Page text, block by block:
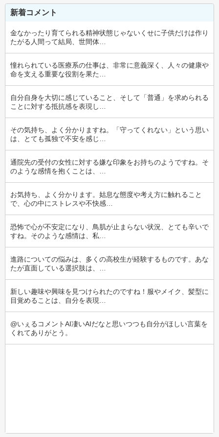
新着コメント
金なかったり育てられる精神状態じゃないくせに子供だけは作り
たがる人間って結局、世間体…
憧れられている医療系の仕事は、非常に意義深く、人々の健康や
命を支える重要な役割を果た…
自分自身を大切に感じていること、そして「普通」を求められる
ことに対する抵抗感を表現し…
その気持ち、よく分かりますね。「守ってくれない」という思い
は、とても孤独で不安を感じ…
通院先の受付の女性に対する嫌な印象をお持ちのようですね。そ
のような感情を抱くことは、…
お気持ち、よく分かります。姑息な態度や考え方に触れること
で、心の中にストレスや不快感…
恐怖で心が不安定になり、鳥肌が止まらない状況、とても辛いで
すね。そのような感情は、私…
進路についての悩みは、多くの高校生が経験するものです。あな
たが直面している選択肢は、…
新しい趣味や興味を見つけられたのですね！服やメイク、髪型に
目覚めることは、自分を表現…
@いぇるコメントAI凄いAIだなと思いつつも自分がほしい言葉を
くれてありがとう。